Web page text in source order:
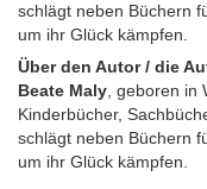
schlägt neben Büchern
um ihr Glück kämpfen.
Über den Autor / die
Beate Maly , geboren
Kinderbücher,
schlägt neben Büchern
um ihr Glück kämpfen.